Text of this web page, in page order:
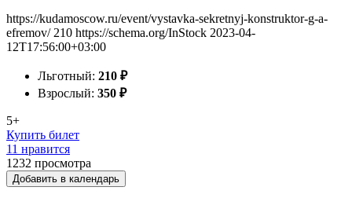
https://kudamoscow.ru/event/vystavka-sekretnyj-konstruktor-g-a-
efremov/ 210 https://schema.org/InStock 2023-04-
12T17:56:00+03:00
Льготный: 210 ₽
Взрослый: 350 ₽
5+
Купить билет
11 нравится
1232 просмотра
Добавить в календарь